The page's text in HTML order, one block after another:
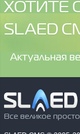
ХОТИТЕ
SLAED
Aктуальная
Все великое просто